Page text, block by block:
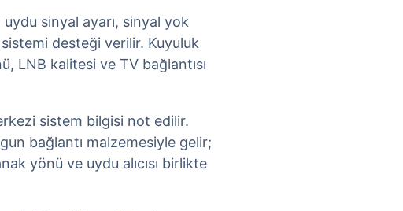
sinyal ayarı, sinyal yok
desteği verilir. Kuyuluk
LNB kalitesi ve TV bağlantısı
sistem bilgisi not edilir.
bağlantı malzemesiyle gelir;
yönü ve uydu alıcısı birlikte